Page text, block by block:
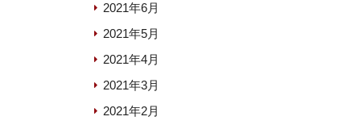
2021年6月
2021年5月
2021年4月
2021年3月
2021年2月